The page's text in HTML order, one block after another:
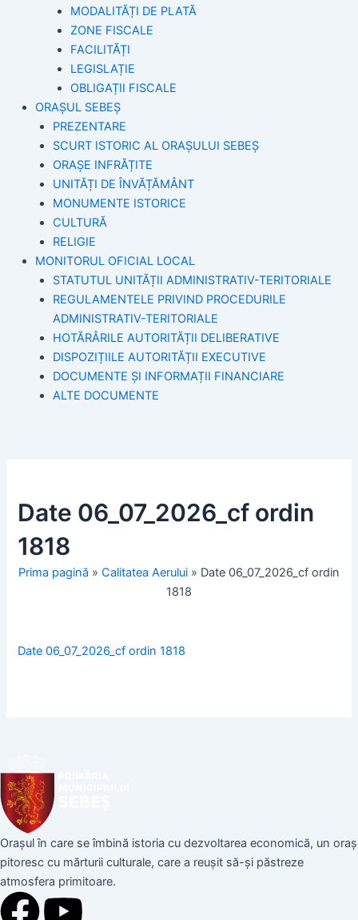
MODALITĂȚI DE PLATĂ
ZONE FISCALE
FACILITĂȚI
LEGISLAȚIE
OBLIGAȚII FISCALE
ORAȘUL SEBEȘ
PREZENTARE
SCURT ISTORIC AL ORAȘULUI SEBEȘ
ORAȘE INFRĂȚITE
UNITĂȚI DE ÎNVĂȚĂMÂNT
MONUMENTE ISTORICE
CULTURĂ
RELIGIE
MONITORUL OFICIAL LOCAL
STATUTUL UNITĂȚII ADMINISTRATIV-TERITORIALE
REGULAMENTELE PRIVIND PROCEDURILE
ADMINISTRATIV-TERITORIALE
HOTĂRÂRILE AUTORITĂȚII DELIBERATIVE
DISPOZIȚIILE AUTORITĂȚII EXECUTIVE
DOCUMENTE ȘI INFORMAȚII FINANCIARE
ALTE DOCUMENTE
Date 06_07_2026_cf ordin
1818
Prima pagină » Calitatea Aerului » Date 06_07_2026_cf ordin
1818
Date 06_07_2026_cf ordin 1818
Orașul în care se îmbină istoria cu dezvoltarea economică, un oraș
pitoresc cu mărturii culturale, care a reușit să-și păstreze
atmosfera primitoare.